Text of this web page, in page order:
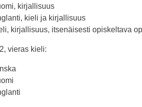
kirjallisuus
kieli ja kirjallisuus
kirjallisuus, itsenäisesti opiskeltava
vieras kieli: